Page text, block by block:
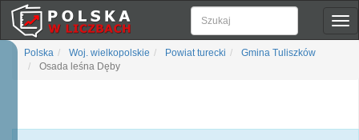
Polska Woj. wielkopolskie Powiat turecki
Gmina Tuliszków
Osada leśna Dęby